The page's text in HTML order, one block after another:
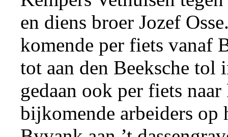
en diens broer Jozef
komende per fiets vanaf
tot aan den Beeksche
gedaan ook per fiets
bijkomende arbeiders